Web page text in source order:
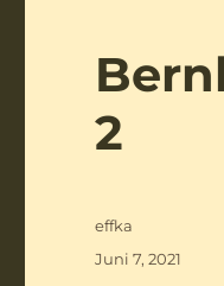
2
Autor
effka
Veröffentlicht
Juni 7, 2021